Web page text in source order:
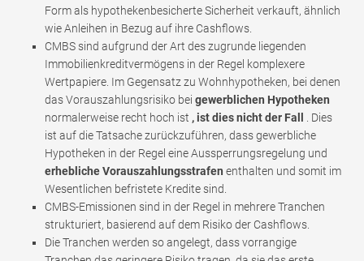
Form als hypothekenbesicherte Sicherheit verkauft, ähnlich
wie Anleihen in Bezug auf ihre Cashflows.
CMBS sind aufgrund der Art des zugrunde liegenden
Immobilienkreditvermögens in der Regel komplexere
Wertpapiere. Im Gegensatz zu Wohnhypotheken, bei denen
das Vorauszahlungsrisiko bei gewerblichen Hypotheken
normalerweise recht hoch ist , ist dies nicht der Fall
. Dies
ist auf die Tatsache zurückzuführen, dass gewerbliche
Hypotheken in der Regel eine Aussperrungsregelung und
erhebliche Vorauszahlungsstrafen enthalten und somit im
Wesentlichen befristete Kredite sind.
CMBS-Emissionen sind in der Regel in mehrere Tranchen
strukturiert, basierend auf dem Risiko der Cashflows.
Die Tranchen werden so angelegt, dass vorrangige